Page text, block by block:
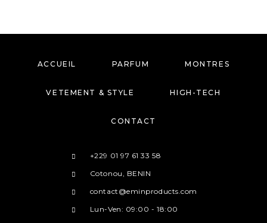
ACCUEIL PARFUM MONTRES
VETEMENT & STYLE HIGH-TECH
CONTACT
+229 01 97 61 33 58
Cotonou, BENIN
contact@eminproducts.com
Lun-Ven: 09:00 - 18:00